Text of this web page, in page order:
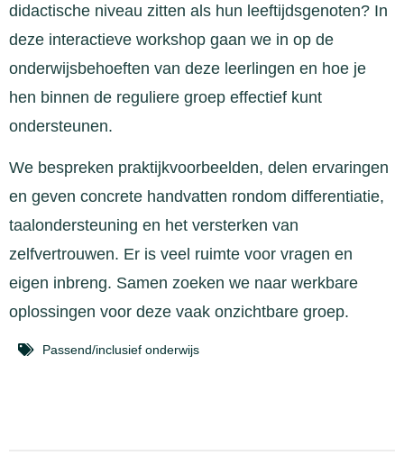
didactische niveau zitten als hun leeftijdsgenoten? In
deze interactieve workshop gaan we in op de
onderwijsbehoeften van deze leerlingen en hoe je
hen binnen de reguliere groep effectief kunt
ondersteunen.
We bespreken praktijkvoorbeelden, delen ervaringen
en geven concrete handvatten rondom differentiatie,
taalondersteuning en het versterken van
zelfvertrouwen. Er is veel ruimte voor vragen en
eigen inbreng. Samen zoeken we naar werkbare
oplossingen voor deze vaak onzichtbare groep.
Passend/inclusief onderwijs